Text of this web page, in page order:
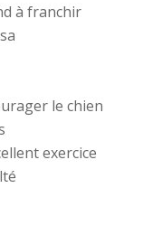
à franchir
le chien
exercice